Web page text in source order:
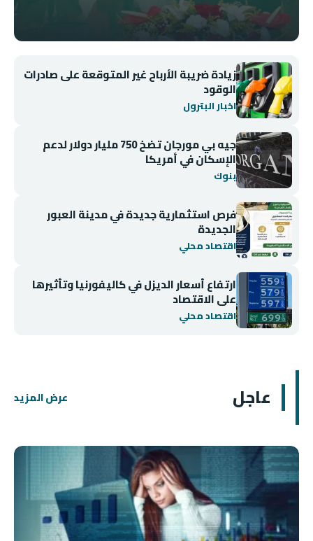
زيادة ضريبة الأرباح غير المتوقعة على صادرات
الوقود
اخبار البترول
جيه بي مورجان تضخ 750 مليار دولار لدعم
الإسكان في أمريكا
بنوك
فرص استثمارية جديدة في مدينة العبور
الجديدة
اقتصاد محلي
ارتفاع أسعار الديزل في كاليفورنيا وتأثيرها
على الاقتصاد
اقتصاد محلي
عاجل عرض المزيد